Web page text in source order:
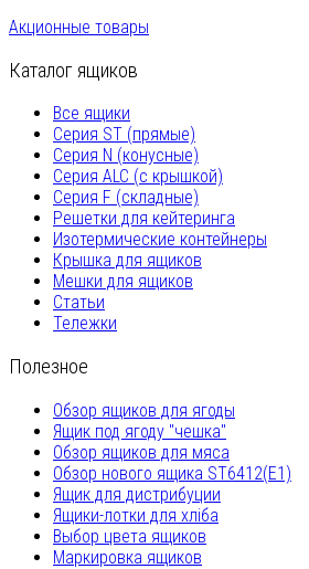
Акционные товары
Каталог ящиков
Все ящики
Серия ST (прямые)
Серия N (конусные)
Серия ALC (с крышкой)
Серия F (складные)
Решетки для кейтеринга
Изотермические контейнеры
Крышка для ящиков
Мешки для ящиков
Статьи
Тележки
Полезное
Обзор ящиков для ягоды
Ящик под ягоду "чешка"
Обзор ящиков для мяса
Обзор нового ящика ST6412(E1)
Ящик для дистрибуции
Ящики-лотки для хліба
Выбор цвета ящиков
Маркировка ящиков